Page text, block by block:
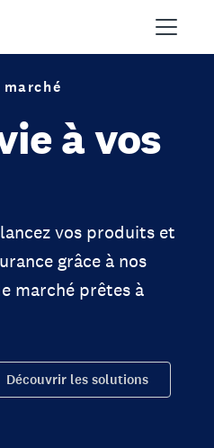
à vos
vos produits et
grâce à nos
marché prêtes à
Découvrir les solutions